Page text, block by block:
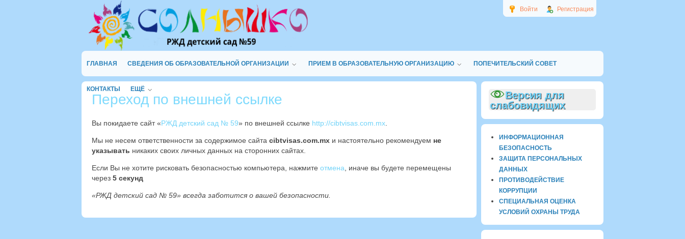
Войти Регистрация
ГЛАВНАЯ СВЕДЕНИЯ ОБ ОБРАЗОВАТЕЛЬНОЙ ОРГАНИЗАЦИИ ПРИЕМ В ОБРАЗОВАТЕЛЬНУЮ ОРГАНИЗАЦИЮ ПОПЕЧИТЕЛЬСКИЙ СОВЕТ
КОНТАКТЫ ЕЩЁ
Переход по внешней ссылке
Вы покидаете сайт «РЖД детский сад № 59» по внешней ссылке http://cibtvisas.com.mx
Мы не несем ответственности за содержимое сайта cibtvisas.com.mx и настоятельно рекомендуем не
указывать никаких своих личных данных на сторонних сайтах.
Если Вы не хотите рисковать безопасностью компьютера, нажмите отмена , иначе вы будете перемещены
через 4 секунд
«РЖД детский сад № 59» всегда заботится о вашей безопасности.
Версия для
слабовидящих
ИНФОРМАЦИОННАЯ
БЕЗОПАСНОСТЬ
ЗАЩИТА ПЕРСОНАЛЬНЫХ
ДАННЫХ
ПРОТИВОДЕЙСТВИЕ
КОРРУПЦИИ
СПЕЦИАЛЬНАЯ ОЦЕНКА
УСЛОВИЙ ОХРАНЫ ТРУДА